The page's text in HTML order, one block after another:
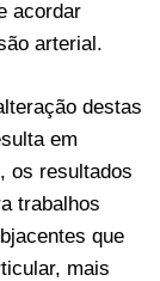
acordar
arterial.
destas
em
os resultados
trabalhos
que
mais